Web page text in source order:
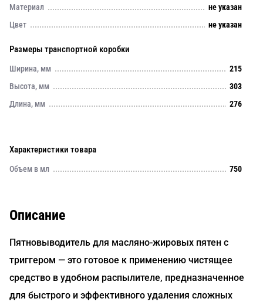
Материал
не указан
Цвет
не указан
Размеры транспортной коробки
Ширина, мм
215
Высота, мм
303
Длина, мм
276
Характеристики товара
Объем в мл 750
Описание
Пятновыводитель для масляно-жировых пятен с
триггером — это готовое к применению чистящее
средство в удобном распылителе, предназначенное
для быстрого и эффективного удаления сложных